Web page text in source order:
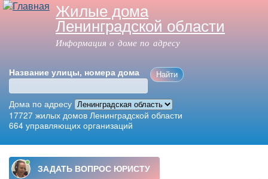
Перейти к
основному
содержанию
Жилые дома
Ленинградской области
Информация о доме по адресу
Название улицы, номера дома
Дома по адресу
17727 жилых домов Ленинградской области
664 управляющих организаций
Главное меню